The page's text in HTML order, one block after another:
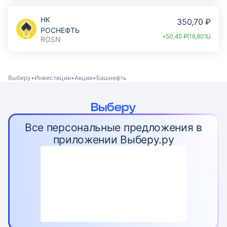
НК
РОСНЕФТЬ
ROSN
350,70 ₽
+50,45 ₽(16,80%)
Выберу Инвестиции Акции Башнефть
Все персональные предложения в
приложении Выберу.ру